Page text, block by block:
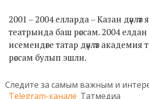
2001 – 2004 елларда – Казан
театрында баш рәссам. 2004
исемендәге татар дәүләт
рәссам булып эшли.
Следите за самым важным и
Telegram-канале Татмедиа